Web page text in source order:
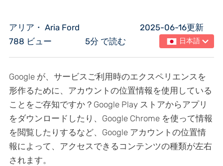
アリア・ Aria Ford
2025-06-16更新
788 ビュー
5分 で読む 日本語
Google が、サービスご利用時のエクスペリエンスを
形作るために、アカウントの位置情報を使用している
ことをご存知ですか？Google Play ストアからアプリ
をダウンロードしたり、Google Chrome を使って情報
を閲覧したりするなど、Google アカウントの位置情
報によって、アクセスできるコンテンツの種類が左右
されます。